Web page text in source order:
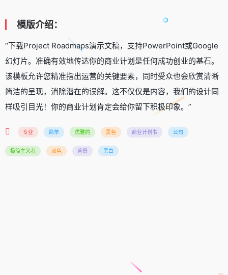
模版介绍：
“下载Project Roadmaps演示文稿，支持PowerPoint或Google
幻灯片。准确有效地传达你的商业计划是任何成功创业的基石。
该模板允许您精准指出运营的关键要素，同时受众也会欣赏清晰
简洁的呈现，消除潜在的误解。这不仅仅是内容，我们的设计同
样吸引目光！你的商业计划肯定会给你留下积极印象。”
专业 简单 优雅的 黑色 商业计划书 公司
极简主义者 双色 背景 黑白